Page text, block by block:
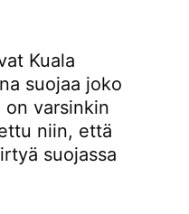
Kuala
suojaa joko
varsinkin
niin, että
suojassa